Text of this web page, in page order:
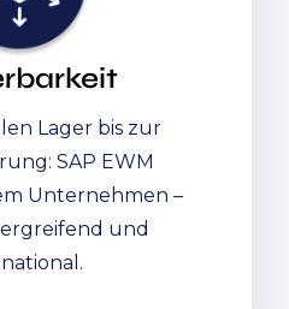
Lager bis zur
SAP EWM
Unternehmen –
und